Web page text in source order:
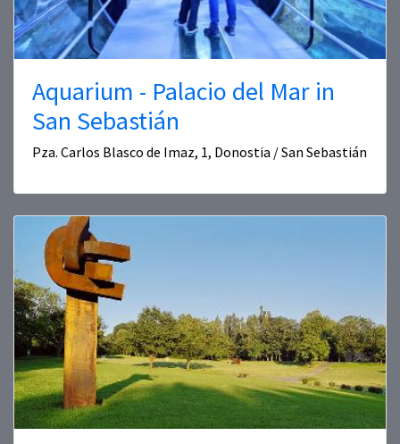
Aquarium - Palacio del Mar in
San Sebastián
Pza. Carlos Blasco de Imaz, 1, Donostia / San Sebastián